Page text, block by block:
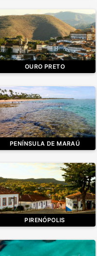
OURO PRETO
PENÍNSULA DE MARAÚ
PIRENÓPOLIS